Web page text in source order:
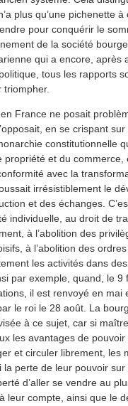
plus qu’une pichenette
pour conquérir le
de la société
qui a encore, après
tous les rapports
France ne posait
en se crispant
constitutionnelle
propriété et du commerce,
avec la
irrésistiblement le
et des échanges.
individuelle, au droit de
à l’abolition des
à l’abolition des
les activités dans
par exemple, quand, le 9
il est renvoyé en mai
le roi le 28 août. La
à ce sujet, car si
les avantages de pouvoir
et circuler librement, les
la perte de leur pouvoir
d’aller se vendre au
leur compte, ainsi que le